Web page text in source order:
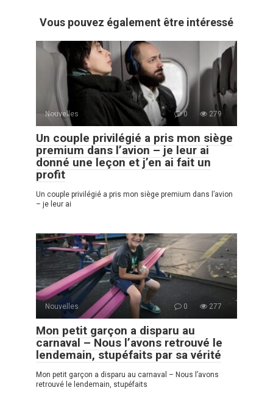
Vous pouvez également être intéressé
Nouvelles 0 279
Un couple privilégié a pris mon siège
premium dans l’avion – je leur ai
donné une leçon et j’en ai fait un
profit
Un couple privilégié a pris mon siège premium dans l’avion
– je leur ai
Nouvelles 0 277
Mon petit garçon a disparu au
carnaval – Nous l’avons retrouvé le
lendemain, stupéfaits par sa vérité
Mon petit garçon a disparu au carnaval – Nous l’avons
retrouvé le lendemain, stupéfaits